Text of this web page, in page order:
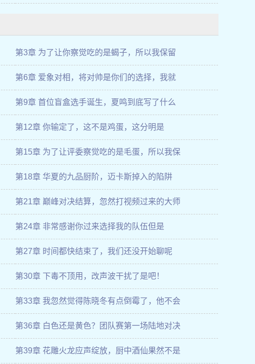
第3章 为了让你察觉吃的是蝎子，所以我保留
第6章 爱象对相，将对帅是你们的选择，我就
第9章 首位盲盒选手诞生，夏鸣到底写了什么
第12章 你输定了，这不是鸡蛋，这分明是
第15章 为了让评委察觉吃的是毛蛋，所以我保
第18章 华夏的九品厨阶，迈卡斯掉入的陷阱
第21章 巅峰对决结算，忽然打视频过来的大师
第24章 非常感谢你过来选择我的队伍但是
第27章 时间都快结束了，我们还没开始聊呢
第30章 下毒不顶用，改声波干扰了是吧！
第33章 我忽然觉得陈晓冬有点倒霉了，他不会
第36章 白色还是黄色？团队赛第一场陆地对决
第39章 花雕火龙应声绽放，厨中酒仙果然不是